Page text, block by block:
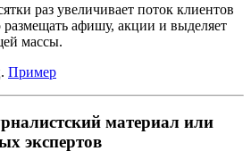
раз увеличивает поток клиентов
размещать афишу, акции и выделяет
массы.
Пример
материал или
экспертов